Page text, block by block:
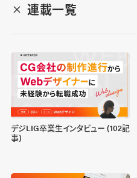
連載一覧
デジLIG卒業生インタビュー (102記
事)